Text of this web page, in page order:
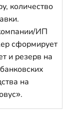
количество
ИП
сформирует
и резерв на
на